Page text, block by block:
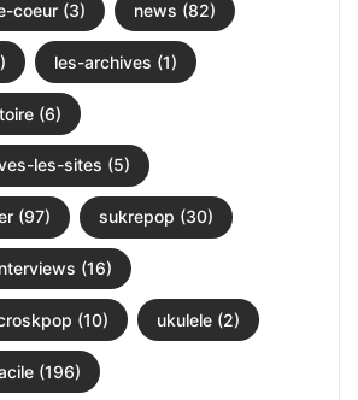
coeur (3) news (82)
les-archives (1)
(6)
les-sites (5)
(97) sukrepop (30)
(16)
(10) ukulele (2)
(196)